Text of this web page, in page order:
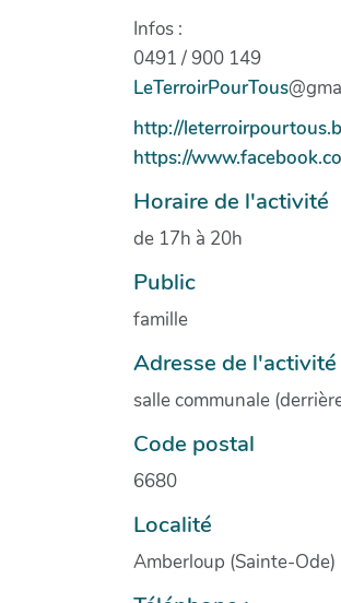
Infos :
0491 / 900 149
LeTerroirPourTous
http://
https://
Horaire de l'activité
de 17h à 20h
Public
famille
Adresse de l'activité
salle communale
Code postal
6680
Localité
Amberloup (Sainte-Ode)